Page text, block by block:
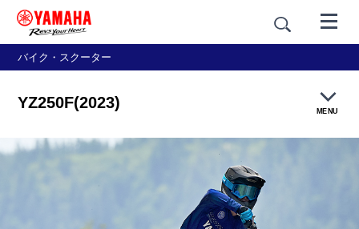
バイク・スクーター
YZ250F(2023) MENU
製品概要